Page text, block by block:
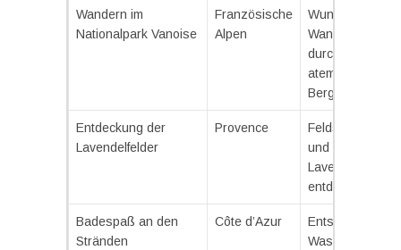
Wandern im
Nationalpark Vanoise
Französische
Alpen
Wunderschöne
Wanderwege
durch eine
Berglandschaft.
Entdeckung der
Lavendelfelder
Provence
und
entdecken.
Badespaß an den
Stränden
Côte d’Azur
Entspannung
Wassersport an